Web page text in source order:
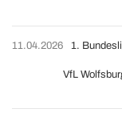
11.04.2026
VfL
1.